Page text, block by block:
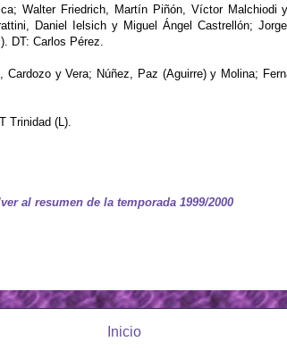
Walter Friedrich, Martín Piñón, Víctor Malchiodi
Daniel Ielsich y Miguel Ángel Castrellón;
DT: Carlos Pérez.
Cardozo y Vera; Núñez, Paz (Aguirre) y Molina;
Trinidad (L).
al resumen de la temporada 1999/2000
Inicio